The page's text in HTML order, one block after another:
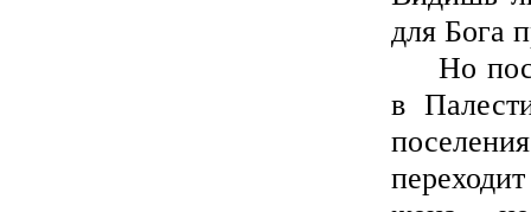
для Бога
Но
в